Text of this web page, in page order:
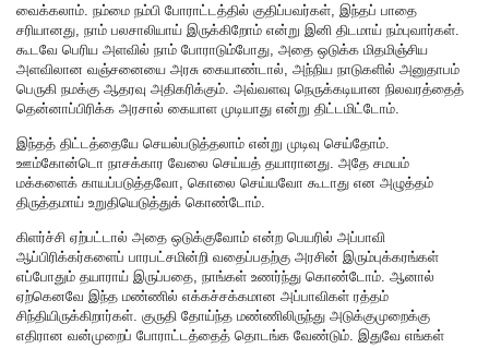
வைக்கலாம். நம்மை நம்பி போராட்டத்தில் குதிப்பவர்கள், இந்தப் பாதை
சரியானது, நாம் பலசாலியாய் இருக்கிறோம் என்று இனி திடமாய் நம்புவார்கள்.
கூடவே பெரிய அளவில் நாம் போராடும்போது, அதை ஒடுக்க மிதமிஞ்சிய
அளவிலான வஞ்சனையை அரசு கையாண்டால், அந்நிய நாடுகளில் அனுதாபம்
பெருகி நமக்கு ஆதரவு அதிகரிக்கும். அவ்வளவு நெருக்கடியான நிலவரத்தைத்
தென்னாப்பிரிக்க அரசால் கையாள முடியாது என்று திட்டமிட்டோம்.
இந்தத் திட்டத்தையே செயல்படுத்தலாம் என்று முடிவு செய்தோம்.
ஊம்கோன்டொ நாசக்கார வேலை செய்யத் தயாரானது. அதே சமயம்
மக்களைக் காயப்படுத்தவோ, கொலை செய்யவோ கூடாது என அழுத்தம்
திருத்தமாய் உறுதியெடுத்துக் கொண்டோம்.
கிளர்ச்சி ஏற்பட்டால் அதை ஒடுக்குவோம் என்ற பெயரில் அப்பாவி
ஆப்பிரிக்கர்களைப் பாரபட்சமின்றி வதைப்பதற்கு அரசின் இரும்புக்கரங்கள்
எப்போதும் தயாராய் இருப்பதை, நாங்கள் உணர்ந்து கொண்டோம். ஆனால்
ஏற்கெனவே இந்த மண்ணில் எக்கச்சக்கமான அப்பாவிகள் ரத்தம்
சிந்தியிருக்கிறார்கள். குருதி தோய்ந்த மண்ணிலிருந்து அடுக்குமுறைக்கு
எதிரான வன்முறைப் போராட்டத்தைத் தொடங்க வேண்டும். இதுவே எங்கள்